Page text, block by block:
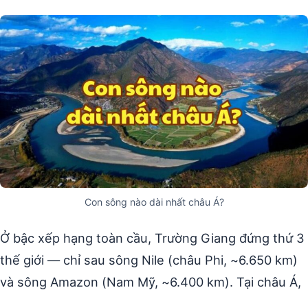
Con sông nào dài nhất châu Á?
Ở bậc xếp hạng toàn cầu, Trường Giang đứng thứ 3
thế giới — chỉ sau sông Nile (châu Phi, ~6.650 km)
và sông Amazon (Nam Mỹ, ~6.400 km). Tại châu Á,